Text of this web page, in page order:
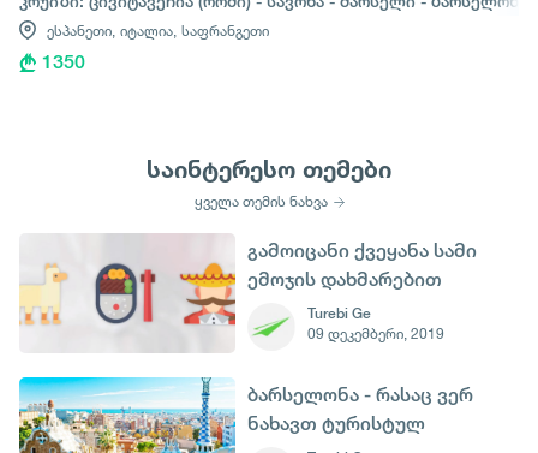
ესპანეთი, იტალია, საფრანგეთი
1350
საინტერესო თემები
ყველა თემის ნახვა
გამოიცანი ქვეყანა სამი
ემოჯის დახმარებით
Turebi Ge
09 დეკემბერი, 2019
ბარსელონა - რასაც ვერ
ნახავთ ტურისტულ